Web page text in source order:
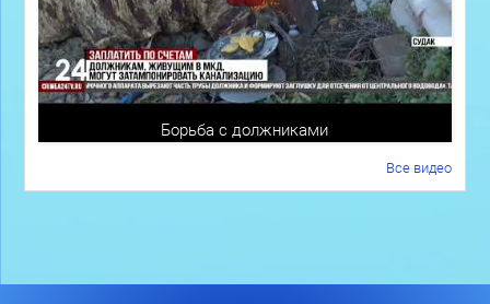
Борьба с должниками
Все видео